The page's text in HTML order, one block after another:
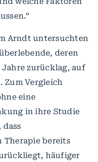
Arndt untersuchten
deren
Jahre zurücklag, auf
Zum Vergleich
eine
in ihre Studie
dass
Therapie bereits
häufiger